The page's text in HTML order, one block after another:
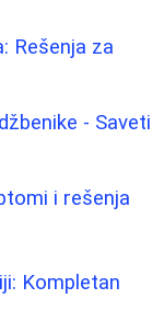
Rešenja za
- Saveti
i rešenja
Kompletan